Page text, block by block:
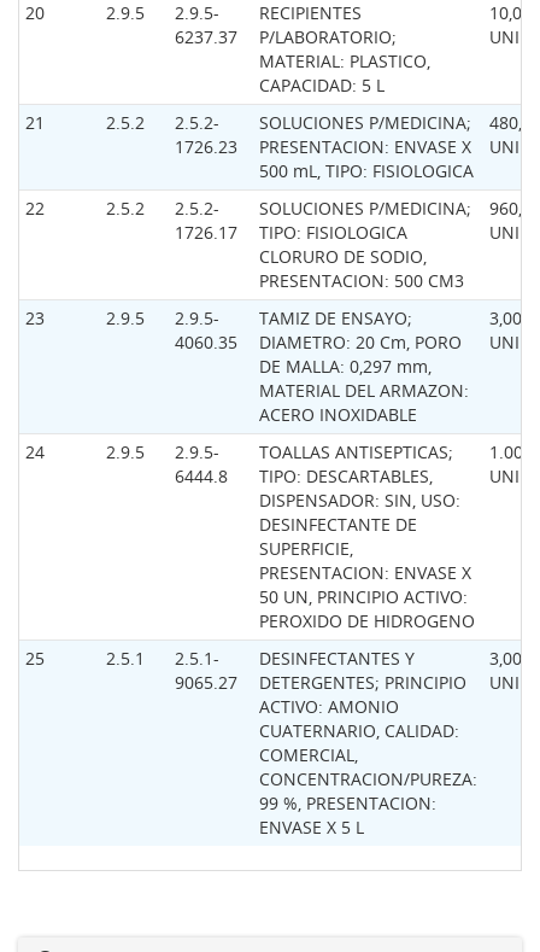
20 2.9.5
2.9.5-
6237.37
RECIPIENTES
P/LABORATORIO;
MATERIAL: PLASTICO,
CAPACIDAD: 5 L
10,00
21 2.5.2
2.5.2-
1726.23
SOLUCIONES P/MEDICINA;
PRESENTACION: ENVASE X
500 mL, TIPO: FISIOLOGICA
480,00
22 2.5.2
2.5.2-
1726.17
SOLUCIONES P/MEDICINA;
TIPO: FISIOLOGICA
CLORURO DE SODIO,
PRESENTACION: 500 CM3
960,00
23 2.9.5
2.9.5-
4060.35
TAMIZ DE ENSAYO;
DIAMETRO: 20 Cm, PORO
DE MALLA: 0,297 mm,
MATERIAL DEL ARMAZON:
ACERO INOXIDABLE
3,00
24 2.9.5
2.9.5-
6444.8
TOALLAS ANTISEPTICAS;
TIPO: DESCARTABLES,
DISPENSADOR: SIN, USO:
DESINFECTANTE DE
SUPERFICIE,
PRESENTACION: ENVASE X
50 UN, PRINCIPIO ACTIVO:
PEROXIDO DE HIDROGENO
25 2.5.1
2.5.1-
9065.27
DESINFECTANTES Y
DETERGENTES; PRINCIPIO
ACTIVO: AMONIO
CUATERNARIO, CALIDAD:
COMERCIAL,
CONCENTRACION/PUREZA:
99 %, PRESENTACION:
ENVASE X 5 L
3,00